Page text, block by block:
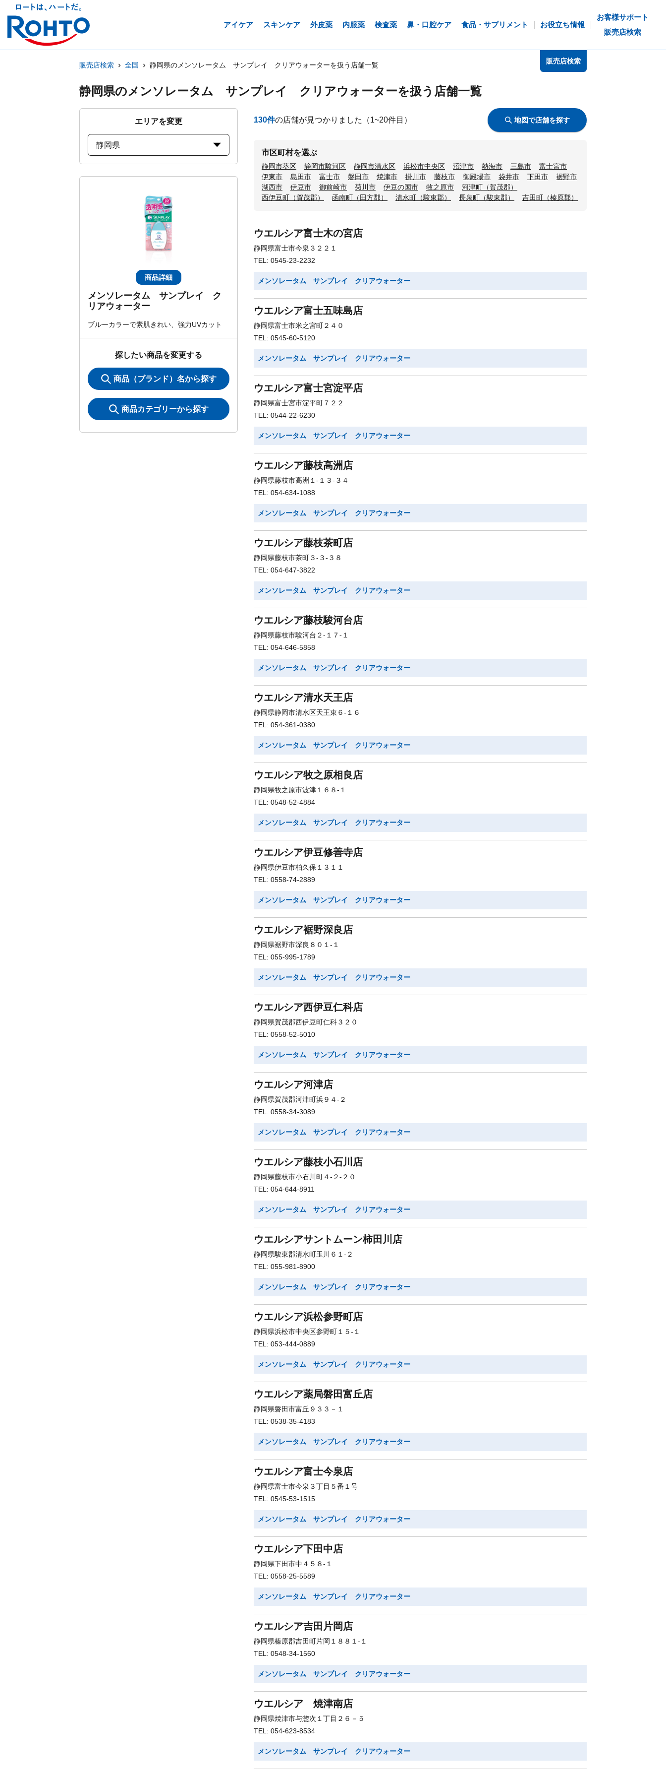
アイケア スキンケア 外皮薬 内服薬 検査薬 鼻・口腔ケア 食品・サプリメント お役立ち情報
お客様サポート
販売店検索
販売店検索 全国 静岡県のメンソレータム サンプレイ クリアウォーターを扱う店舗一覧 販売店検索
静岡県のメンソレータム サンプレイ クリアウォーターを扱う店舗一覧
エリアを変更
静岡県
商品詳細
メンソレータム サンプレイ ク
リアウォーター
ブルーカラーで素肌きれい、強力UVカット
探したい商品を変更する
商品（ブランド）名から探す
商品カテゴリーから探す
130件の店舗が見つかりました （1~20件目） 地図で店舗を探す
市区町村を選ぶ
静岡市葵区 静岡市駿河区 静岡市清水区 浜松市中央区 沼津市 熱海市 三島市
富士宮市
伊東市
島田市 富士市 磐田市 焼津市 掛川市 藤枝市 御殿場市 袋井市 下田市
裾野市
湖西市
伊豆市 御前崎市 菊川市 伊豆の国市 牧之原市
河津町（賀茂郡）
西伊豆町（賀茂郡）
函南町（田方郡） 清水町（駿東郡） 長泉町（駿東郡） 吉田町（榛原郡）
ウエルシア富士木の宮店
静岡県富士市今泉３２２１
TEL: 0545-23-2232
メンソレータム サンプレイ クリアウォーター
ウエルシア富士五味島店
静岡県富士市米之宮町２４０
TEL: 0545-60-5120
メンソレータム サンプレイ クリアウォーター
ウエルシア富士宮淀平店
静岡県富士宮市淀平町７２２
TEL: 0544-22-6230
メンソレータム サンプレイ クリアウォーター
ウエルシア藤枝高洲店
静岡県藤枝市高洲１-１３-３４
TEL: 054-634-1088
メンソレータム サンプレイ クリアウォーター
ウエルシア藤枝茶町店
静岡県藤枝市茶町３-３-３８
TEL: 054-647-3822
メンソレータム サンプレイ クリアウォーター
ウエルシア藤枝駿河台店
静岡県藤枝市駿河台２-１７-１
TEL: 054-646-5858
メンソレータム サンプレイ クリアウォーター
ウエルシア清水天王店
静岡県静岡市清水区天王東６-１６
TEL: 054-361-0380
メンソレータム サンプレイ クリアウォーター
ウエルシア牧之原相良店
静岡県牧之原市波津１６８-１
TEL: 0548-52-4884
メンソレータム サンプレイ クリアウォーター
ウエルシア伊豆修善寺店
静岡県伊豆市柏久保１３１１
TEL: 0558-74-2889
メンソレータム サンプレイ クリアウォーター
ウエルシア裾野深良店
静岡県裾野市深良８０１-１
TEL: 055-995-1789
メンソレータム サンプレイ クリアウォーター
ウエルシア西伊豆仁科店
静岡県賀茂郡西伊豆町仁科３２０
TEL: 0558-52-5010
メンソレータム サンプレイ クリアウォーター
ウエルシア河津店
静岡県賀茂郡河津町浜９４-２
TEL: 0558-34-3089
メンソレータム サンプレイ クリアウォーター
ウエルシア藤枝小石川店
静岡県藤枝市小石川町４-２-２０
TEL: 054-644-8911
メンソレータム サンプレイ クリアウォーター
ウエルシアサントムーン柿田川店
静岡県駿東郡清水町玉川６１-２
TEL: 055-981-8900
メンソレータム サンプレイ クリアウォーター
ウエルシア浜松参野町店
静岡県浜松市中央区参野町１５-１
TEL: 053-444-0889
メンソレータム サンプレイ クリアウォーター
ウエルシア薬局磐田富丘店
静岡県磐田市富丘９３３－１
TEL: 0538-35-4183
メンソレータム サンプレイ クリアウォーター
ウエルシア富士今泉店
静岡県富士市今泉３丁目５番１号
TEL: 0545-53-1515
メンソレータム サンプレイ クリアウォーター
ウエルシア下田中店
静岡県下田市中４５８-１
TEL: 0558-25-5589
メンソレータム サンプレイ クリアウォーター
ウエルシア吉田片岡店
静岡県榛原郡吉田町片岡１８８１-１
TEL: 0548-34-1560
メンソレータム サンプレイ クリアウォーター
ウエルシア 焼津南店
静岡県焼津市与惣次１丁目２６－５
TEL: 054-623-8534
メンソレータム サンプレイ クリアウォーター